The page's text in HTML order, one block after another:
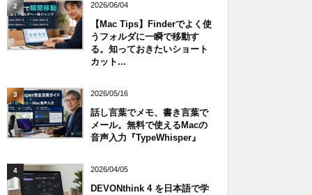
2 2026/06/04
【Mac Tips】Finderでよく使
うフォルダに一瞬で移動す
る。知っておきたいショート
カット...
3 2026/05/16
話し言葉でメモ、書き言葉で
メール。無料で使えるMacの
音声入力『TypeWhisper』
4 2026/04/05
DEVONthink 4 を日本語で学